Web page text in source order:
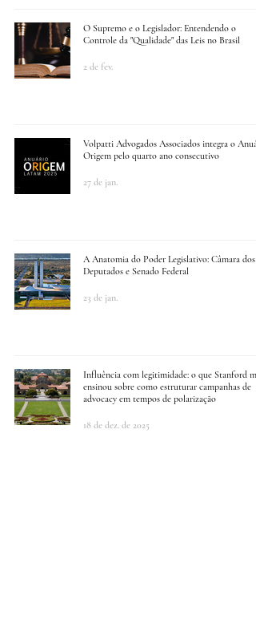
O Supremo e o Legislador: Entendendo o
Controle da "Qualidade" das Leis no Brasil
2 de fev.
Volpatti Advogados Associados integra o
Origem pelo quarto ano consecutivo
27 de jan.
A Anatomia do Poder Legislativo: Câmara dos
Deputados e Senado Federal
23 de jan.
Influência com legitimidade: o que Stanford me
ensinou sobre como estruturar campanhas de
advocacy em tempos de polarização
18 de dez. de 2025